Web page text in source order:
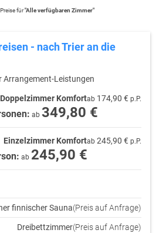
Preise für"Alle verfügbaren Zimmer"
- nach Trier an die
Arrangement-Leistungen
Doppelzimmer Komfortab 174,90 € p.P.
ab 349,80 €
Einzelzimmer Komfortab 245,90 € p.P.
ab 245,90 €
finnischer Sauna(Preis auf Anfrage)
Dreibettzimmer(Preis auf Anfrage)